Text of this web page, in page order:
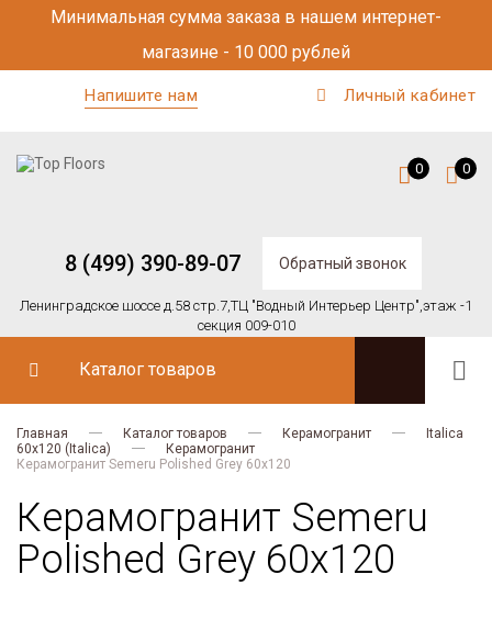
Минимальная сумма заказа в нашем интернет-
магазине - 10 000 рублей
Напишите нам Личный кабинет
8 (499) 390-89-07 Обратный звонок
Ленинградское шоссе д.58 стр.7,ТЦ "Водный Интерьер Центр",этаж -1
секция 009-010
0 0
Каталог товаров
Главная Каталог товаров Керамогранит
Italica
60х120 (Italica)
Керамогранит
Керамогранит Semeru Polished Grey 60x120
Керамогранит Semeru
Polished Grey 60x120